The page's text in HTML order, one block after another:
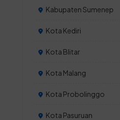
Kabupaten Sumenep
Kota Kediri
Kota Blitar
Kota Malang
Kota Probolinggo
Kota Pasuruan